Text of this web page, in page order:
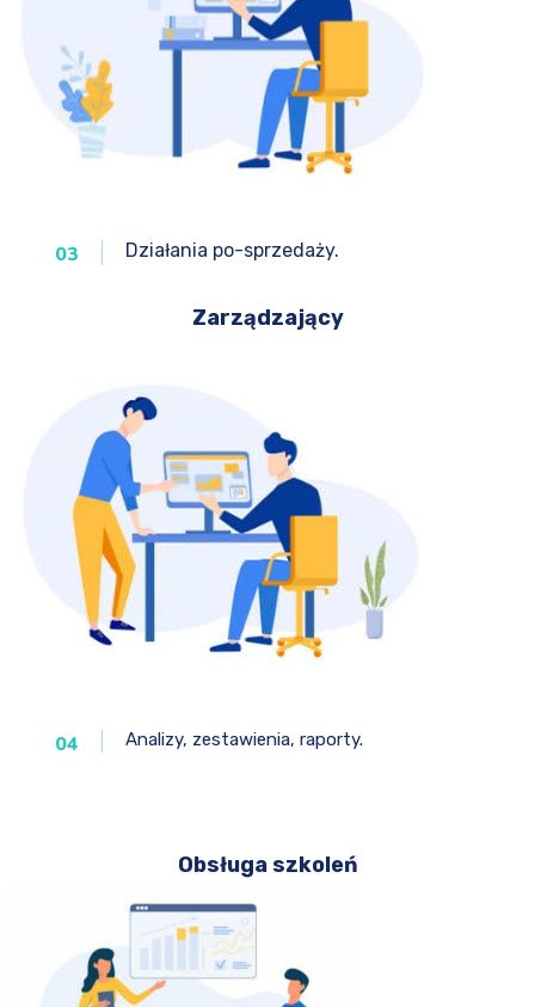
03 Działania po-sprzedaży.
Zarządzający
04 Analizy, zestawienia, raporty.
Obsługa szkoleń